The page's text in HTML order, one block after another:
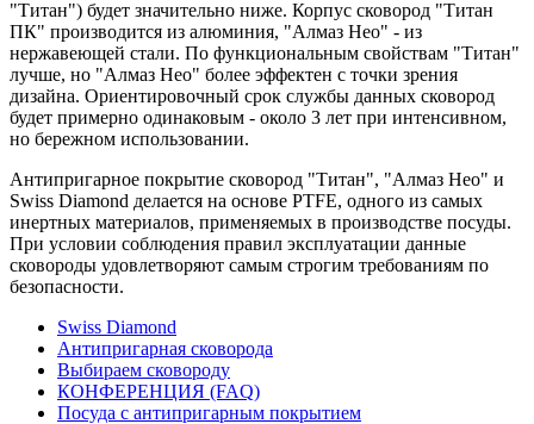
"Титан") будет значительно ниже. Корпус сковород "Титан
ПК" производится из алюминия, "Алмаз Нео" - из
нержавеющей стали. По функциональным свойствам "Титан"
лучше, но "Алмаз Нео" более эффектен с точки зрения
дизайна. Ориентировочный срок службы данных сковород
будет примерно одинаковым - около 3 лет при интенсивном,
но бережном использовании.
Антипригарное покрытие сковород "Титан", "Алмаз Нео" и
Swiss Diamond делается на основе PTFE, одного из самых
инертных материалов, применяемых в производстве посуды.
При условии соблюдения правил эксплуатации данные
сковороды удовлетворяют самым строгим требованиям по
безопасности.
Swiss Diamond
Антипригарная сковорода
Выбираем сковороду
КОНФЕРЕНЦИЯ (FAQ)
Посуда с антипригарным покрытием